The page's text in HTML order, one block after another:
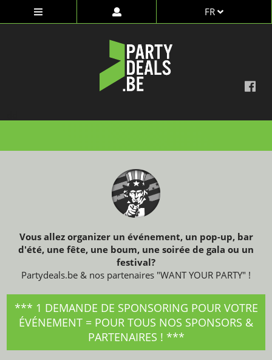
FR
Vous allez organizer un événement, un pop-up, bar
d'été, une fête, une boum, une soirée de gala ou un
festival?
Partydeals.be & nos partenaires "WANT YOUR PARTY" !
*** 1 DEMANDE DE SPONSORING POUR VOTRE
ÉVÉNEMENT = POUR TOUS NOS SPONSORS &
PARTENAIRES ! ***